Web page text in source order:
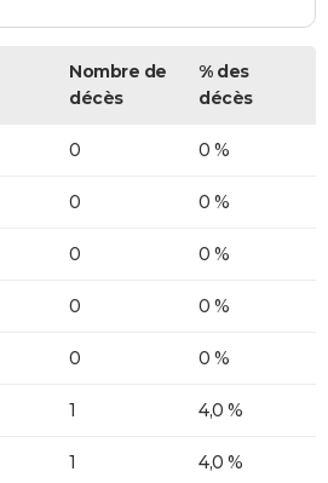
Nombre de
décès
% des
décès
0 0 %
0 0 %
0 0 %
0 0 %
0 0 %
1 4,0 %
1 4,0 %